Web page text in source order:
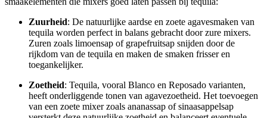
Zuurheid: De natuurlijke aardse en zoete agavesmaken van
tequila worden perfect in balans gebracht door zure mixers.
Zuren zoals limoensap of grapefruitsap snijden door de
rijkdom van de tequila en maken de smaken frisser en
toegankelijker.
Zoetheid: Tequila, vooral Blanco en Reposado varianten,
heeft onderliggende tonen van agavezoetheid. Het toevoegen
van een zoete mixer zoals ananassap of sinaasappelsap